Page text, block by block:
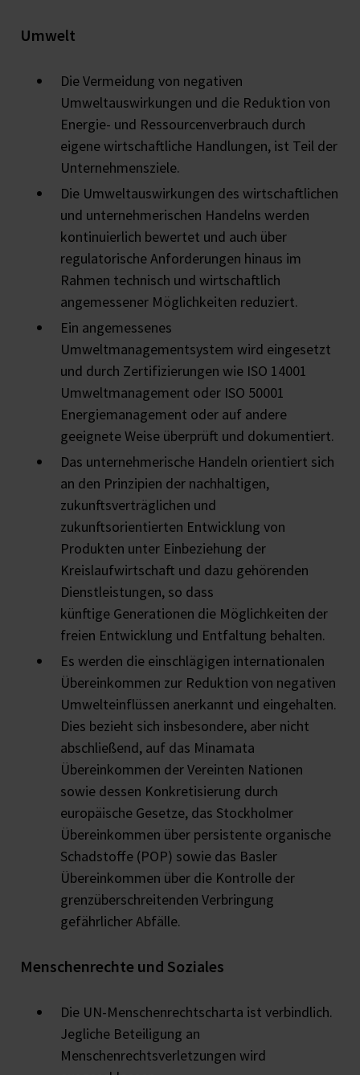
Umwelt
Die Vermeidung von negativen
Umweltauswirkungen und die Reduktion von
Energie- und Ressourcenverbrauch durch
eigene wirtschaftliche Handlungen, ist Teil der
Unternehmensziele.
Die Umweltauswirkungen des wirtschaftlichen
und unternehmerischen Handelns werden
kontinuierlich bewertet und auch über
regulatorische Anforderungen hinaus im
Rahmen technisch und wirtschaftlich
angemessener Möglichkeiten reduziert.
Ein angemessenes
Umweltmanagementsystem wird eingesetzt
und durch Zertifizierungen wie ISO 14001
Umweltmanagement oder ISO 50001
Energiemanagement oder auf andere
geeignete Weise überprüft und dokumentiert.
Das unternehmerische Handeln orientiert sich
an den Prinzipien der nachhaltigen,
zukunftsverträglichen und
zukunftsorientierten Entwicklung von
Produkten unter Einbeziehung der
Kreislaufwirtschaft und dazu gehörenden
Dienstleistungen, so dass
künftige Generationen die Möglichkeiten der
freien Entwicklung und Entfaltung behalten.
Es werden die einschlägigen internationalen
Übereinkommen zur Reduktion von negativen
Umwelteinflüssen anerkannt und eingehalten.
Dies bezieht sich insbesondere, aber nicht
abschließend, auf das Minamata
Übereinkommen der Vereinten Nationen
sowie dessen Konkretisierung durch
europäische Gesetze, das Stockholmer
Übereinkommen über persistente organische
Schadstoffe (POP) sowie das Basler
Übereinkommen über die Kontrolle der
grenzüberschreitenden Verbringung
gefährlicher Abfälle.
Menschenrechte und Soziales
Die UN-Menschenrechtscharta ist verbindlich.
Jegliche Beteiligung an
Menschenrechtsverletzungen wird